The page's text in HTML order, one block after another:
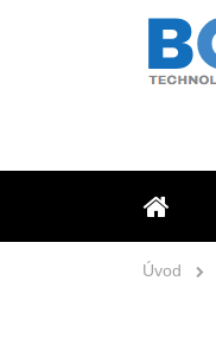
ÚVOD
Úvod